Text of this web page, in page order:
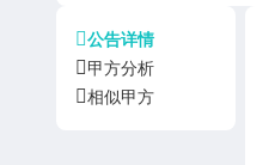
公告详情
甲方分析
相似甲方